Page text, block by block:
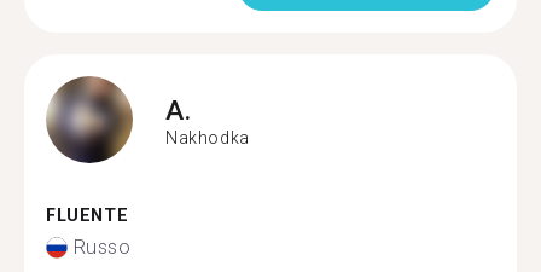
A.
Nakhodka
FLUENTE
Russo